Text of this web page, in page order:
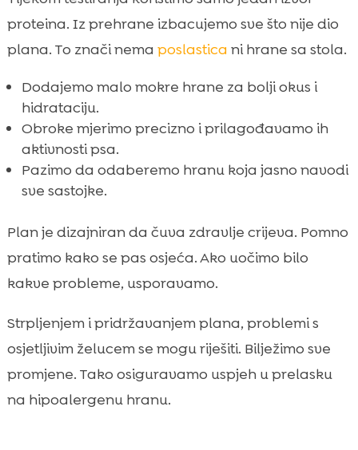
proteina. Iz prehrane izbacujemo sve što nije dio
plana. To znači nema poslastica ni hrane sa stola.
Dodajemo malo mokre hrane za bolji okus i
hidrataciju.
Obroke mjerimo precizno i prilagođavamo ih
aktivnosti psa.
Pazimo da odaberemo hranu koja jasno navodi
sve sastojke.
Plan je dizajniran da čuva zdravlje crijeva. Pomno
pratimo kako se pas osjeća. Ako uočimo bilo
kakve probleme, usporavamo.
Strpljenjem i pridržavanjem plana, problemi s
osjetljivim želucem se mogu riješiti. Bilježimo sve
promjene. Tako osiguravamo uspjeh u prelasku
na hipoalergenu hranu.